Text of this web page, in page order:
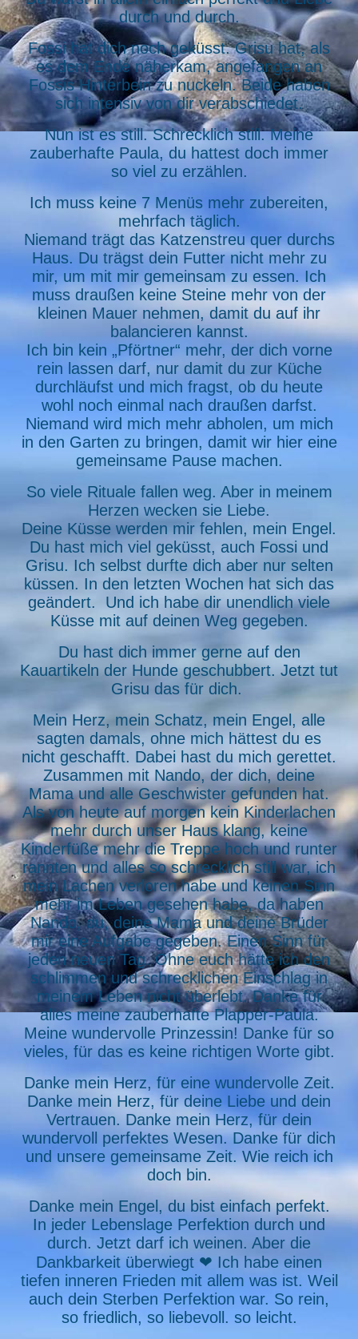
durch und durch.
Fossi hat dich noch geküsst. Grisu hat, als
es dem Ende näherkam, angefangen an
Fossis Hinterbein zu nuckeln. Beide haben
sich intensiv von dir verabschiedet.
Nun ist es still. Schrecklich still. Meine
zauberhafte Paula, du hattest doch immer
so viel zu erzählen.
Ich muss keine 7 Menüs mehr zubereiten,
mehrfach täglich.
Niemand trägt das Katzenstreu quer durchs
Haus. Du trägst dein Futter nicht mehr zu
mir, um mit mir gemeinsam zu essen. Ich
muss draußen keine Steine mehr von der
kleinen Mauer nehmen, damit du auf ihr
balancieren kannst.
Ich bin kein „Pförtner“ mehr, der dich vorne
rein lassen darf, nur damit du zur Küche
durchläufst und mich fragst, ob du heute
wohl noch einmal nach draußen darfst.
Niemand wird mich mehr abholen, um mich
in den Garten zu bringen, damit wir hier eine
gemeinsame Pause machen.
So viele Rituale fallen weg. Aber in meinem
Herzen wecken sie Liebe.
Deine Küsse werden mir fehlen, mein Engel.
Du hast mich viel geküsst, auch Fossi und
Grisu. Ich selbst durfte dich aber nur selten
küssen. In den letzten Wochen hat sich das
geändert. Und ich habe dir unendlich viele
Küsse mit auf deinen Weg gegeben.
Du hast dich immer gerne auf den
Kauartikeln der Hunde geschubbert. Jetzt tut
Grisu das für dich.
Mein Herz, mein Schatz, mein Engel, alle
sagten damals, ohne mich hättest du es
nicht geschafft. Dabei hast du mich gerettet.
Zusammen mit Nando, der dich, deine
Mama und alle Geschwister gefunden hat.
Als von heute auf morgen kein Kinderlachen
mehr durch unser Haus klang, keine
Kinderfüße mehr die Treppe hoch und runter
rannten und alles so schrecklich still war, ich
mein Lachen verloren habe und keinen Sinn
mehr im Leben gesehen habe, da haben
Nando, du, deine Mama und deine Brüder
mir eine Aufgabe gegeben. Einen Sinn für
jeden neuen Tag. Ohne euch hätte ich den
schlimmen und schrecklichen Einschlag in
meinem Leben nicht überlebt. Danke für
alles meine zauberhafte Plapper-Paula.
Meine wundervolle Prinzessin! Danke für so
vieles, für das es keine richtigen Worte gibt.
Danke mein Herz, für eine wundervolle Zeit.
Danke mein Herz, für deine Liebe und dein
Vertrauen. Danke mein Herz, für dein
wundervoll perfektes Wesen. Danke für dich
und unsere gemeinsame Zeit. Wie reich ich
doch bin.
Danke mein Engel, du bist einfach perfekt.
In jeder Lebenslage Perfektion durch und
durch. Jetzt darf ich weinen. Aber die
Dankbarkeit überwiegt ❤ Ich habe einen
tiefen inneren Frieden mit allem was ist. Weil
auch dein Sterben Perfektion war. So rein,
so friedlich, so liebevoll. so leicht.